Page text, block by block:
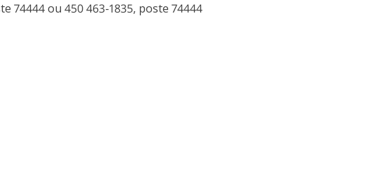
74444 ou 450 463-1835, poste 74444